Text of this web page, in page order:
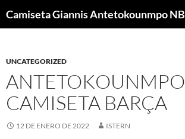
UNCATEGORIZED
ANTETOKOUNMPO
CAMISETA BARÇA
12 DE ENERO DE 2022 ISTERN